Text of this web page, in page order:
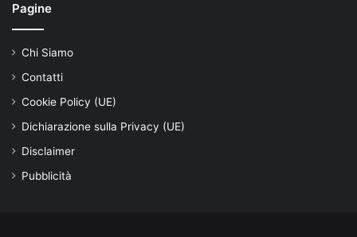
Pagine
Chi Siamo
Contatti
Cookie Policy (UE)
Dichiarazione sulla Privacy (UE)
Disclaimer
Pubblicità